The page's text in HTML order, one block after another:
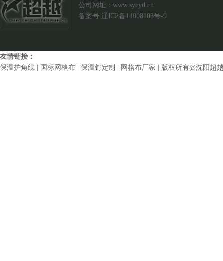
公司网址： www.sycyd.cn
备案号:辽ICP备14008103号-9
友情链接：
保温护角线
国标网格布 保温钉定制 网格布厂家 | 版权所有@沈阳超